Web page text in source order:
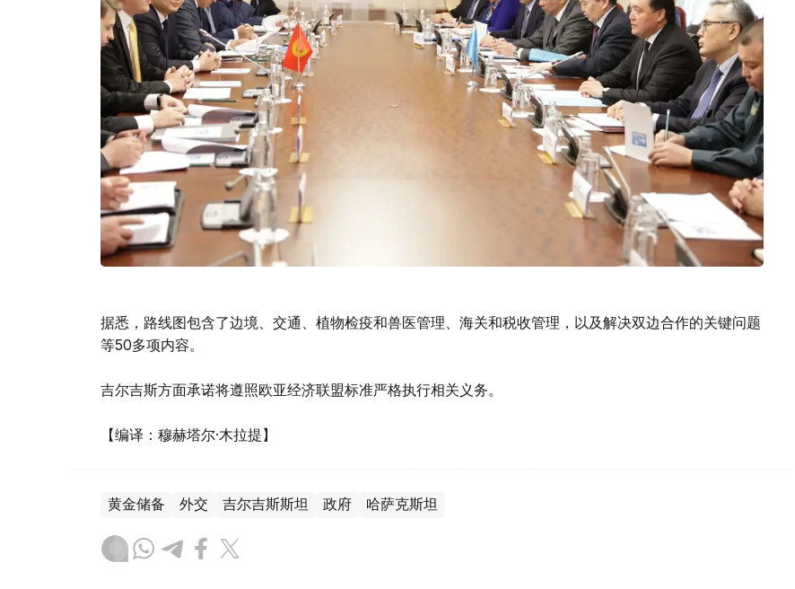
据悉，路线图包含了边境、交通、植物检疫和兽医管理、海关和税收管理，以及解决双边合作的关键问题
等50多项内容。
吉尔吉斯方面承诺将遵照欧亚经济联盟标准严格执行相关义务。
【编译：穆赫塔尔·木拉提】
黄金储备 外交 吉尔吉斯斯坦 政府 哈萨克斯坦